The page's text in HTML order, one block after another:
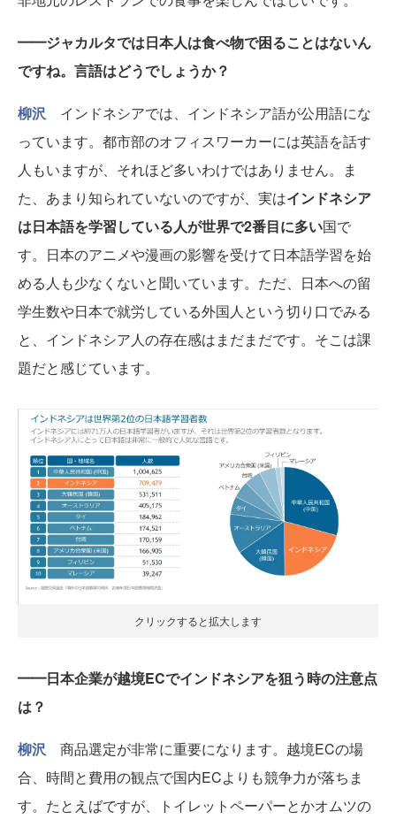
━━ジャカルタでは日本人は食べ物で困ることはないん
ですね。言語はどうでしょうか？
柳沢 インドネシアでは、インドネシア語が公用語にな
っています。都市部のオフィスワーカーには英語を話す
人もいますが、それほど多いわけではありません。ま
た、あまり知られていないのですが、実はインドネシア
は日本語を学習している人が世界で2番目に多い国で
す。日本のアニメや漫画の影響を受けて日本語学習を始
める人も少なくないと聞いています。ただ、日本への留
学生数や日本で就労している外国人という切り口でみる
と、インドネシア人の存在感はまだまだです。そこは課
題だと感じています。
クリックすると拡大します
━━日本企業が越境ECでインドネシアを狙う時の注意点
は？
柳沢 商品選定が非常に重要になります。越境ECの場
合、時間と費用の観点で国内ECよりも競争力が落ちま
す。たとえばですが、トイレットペーパーとかオムツの